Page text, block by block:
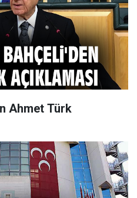
Ahmet Türk